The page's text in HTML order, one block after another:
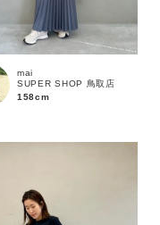
mai
SUPER SHOP 鳥取店
158cm